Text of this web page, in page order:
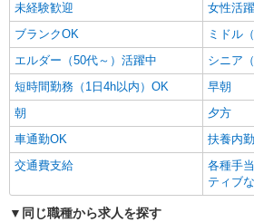
アルバイト パート
株式会社フジ 岡山総合プロセスセンター
食品加工センターお惣
時給1193円 ※日祝時給50円アップ ※22時〜翌
5時は別途深夜割増あり
岡山県岡山市南区築
未経験歓迎
女性活
ブランクOK
ミドル
エルダー（50代～）活躍中
シニア
短時間勤務（1日4h以内）OK
早朝
朝
夕方
車通勤OK
扶養内
交通費支給
各種手
ティブ
同じ職種から求人を探す